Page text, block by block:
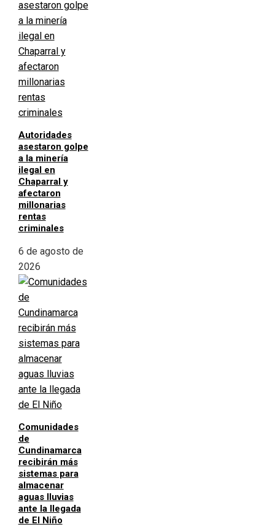
Autoridades
asestaron golpe
a la minería
ilegal en
Chaparral y
afectaron
millonarias
rentas
criminales
6 de agosto de
2026
Comunidades
de
Cundinamarca
recibirán más
sistemas para
almacenar
aguas lluvias
ante la llegada
de El Niño